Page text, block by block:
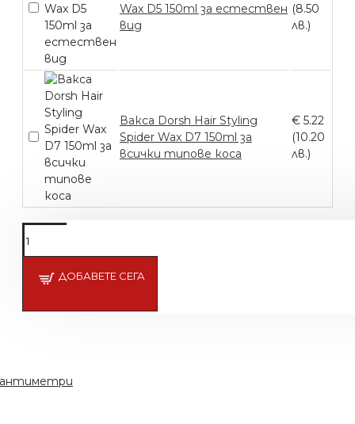
Wax D5 150ml за естествен
вид
(8.50
лв.)
Вакса Dorsh Hair Styling
Spider Wax D7 150ml за
всички типове коса
€ 5.22
(10.20
лв.)
ДОБАВЕТЕ СЕГА